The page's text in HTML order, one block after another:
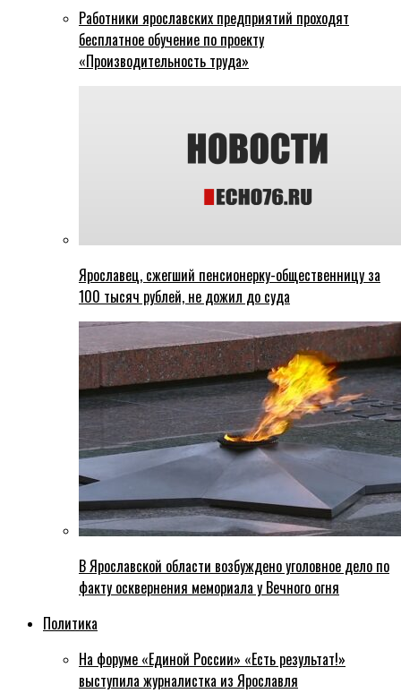
Работники ярославских предприятий проходят
бесплатное обучение по проекту
«Производительность труда»
Ярославец, сжегший пенсионерку-общественницу за
100 тысяч рублей, не дожил до суда
В Ярославской области возбуждено уголовное дело по
факту осквернения мемориала у Вечного огня
Политика
На форуме «Единой России» «Есть результат!»
выступила журналистка из Ярославля